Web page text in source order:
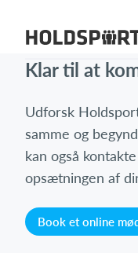
Om Holdsport
Om os
Karriere
Presseomtale
Funktioner
Kalender
Klar til at
Udforsk
samme og
kan også
opsætningen af
Book et online